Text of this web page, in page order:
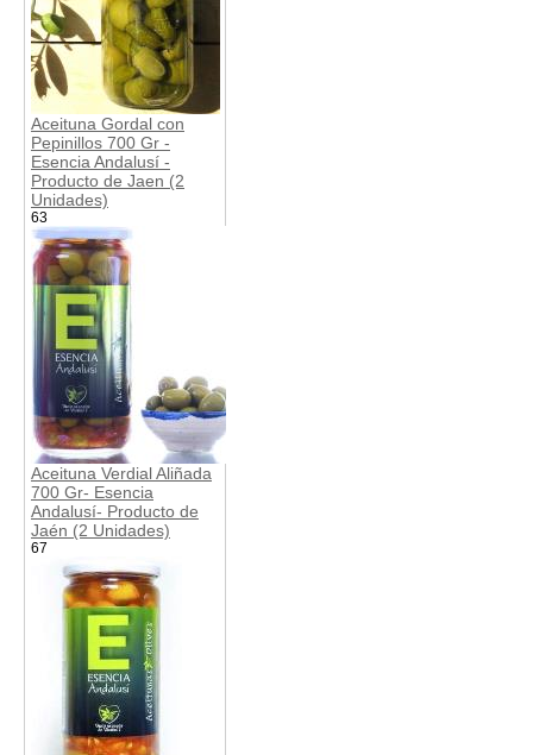
Aceituna Gordal con
Pepinillos 700 Gr -
Esencia Andalusí -
Producto de Jaen (2
Unidades)
63
Aceituna Verdial Aliñada
700 Gr- Esencia
Andalusí- Producto de
Jaén (2 Unidades)
67